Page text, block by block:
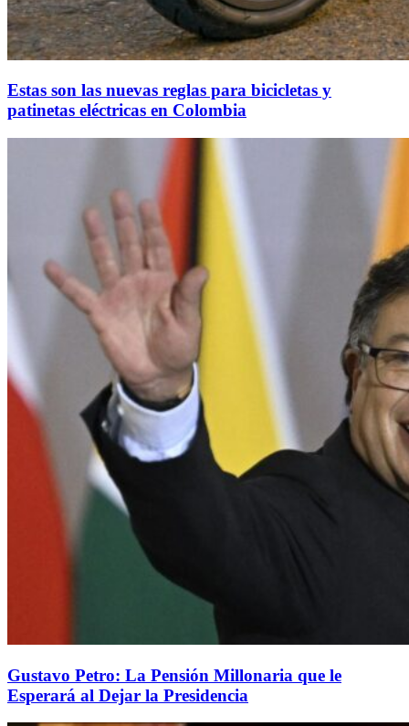
Estas son las nuevas reglas para bicicletas y
patinetas eléctricas en Colombia
Gustavo Petro: La Pensión Millonaria que le
Esperará al Dejar la Presidencia